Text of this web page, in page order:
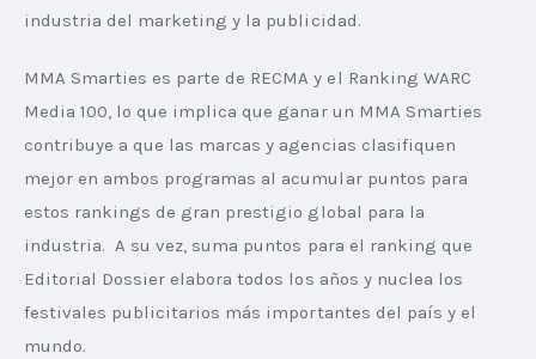
industria del marketing y la publicidad.
MMA Smarties es parte de RECMA y el Ranking WARC
Media 100, lo que implica que ganar un MMA Smarties
contribuye a que las marcas y agencias clasifiquen
mejor en ambos programas al acumular puntos para
estos rankings de gran prestigio global para la
industria.  A su vez, suma puntos para el ranking que
Editorial Dossier elabora todos los años y nuclea los
festivales publicitarios más importantes del país y el
mundo.